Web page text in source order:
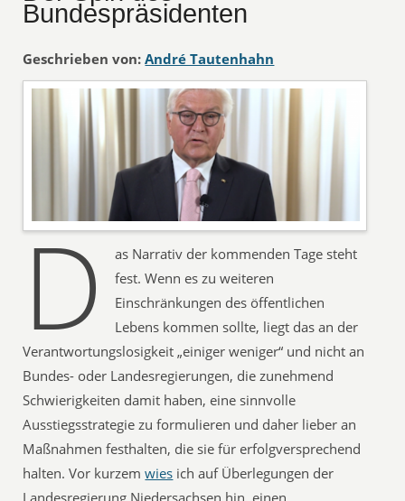
Bundespräsidenten
Geschrieben von: André Tautenhahn
D
as Narrativ der kommenden Tage steht
fest. Wenn es zu weiteren
Einschränkungen des öffentlichen
Lebens kommen sollte, liegt das an der
Verantwortungslosigkeit „einiger weniger“ und nicht an
Bundes- oder Landesregierungen, die zunehmend
Schwierigkeiten damit haben, eine sinnvolle
Ausstiegsstrategie zu formulieren und daher lieber an
Maßnahmen festhalten, die sie für erfolgversprechend
halten. Vor kurzemwies ich auf Überlegungen der
Landesregierung Niedersachsen hin, einen